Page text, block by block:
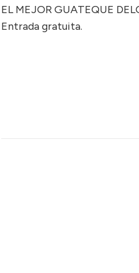
EL MEJOR GUATEQUE
Entrada gratuita.